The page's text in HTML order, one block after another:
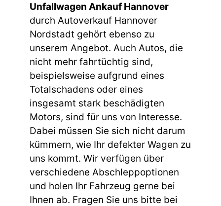
Unfallwagen Ankauf Hannover
durch Autoverkauf Hannover
Nordstadt gehört ebenso zu
unserem Angebot. Auch Autos, die
nicht mehr fahrtüchtig sind,
beispielsweise aufgrund eines
Totalschadens oder eines
insgesamt stark beschädigten
Motors, sind für uns von Interesse.
Dabei müssen Sie sich nicht darum
kümmern, wie Ihr defekter Wagen zu
uns kommt. Wir verfügen über
verschiedene Abschleppoptionen
und holen Ihr Fahrzeug gerne bei
Ihnen ab. Fragen Sie uns bitte bei